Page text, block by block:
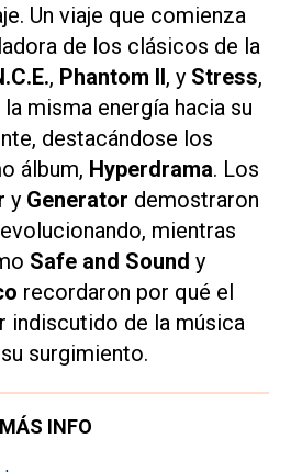
Un viaje que comienza
de los clásicos de la
, Phantom II, y Stress,
misma energía hacia su
destacándose los
álbum, Hyperdrama. Los
y Generator demostraron
mientras
Safe and Sound y
recordaron por qué el
indiscutido de la música
surgimiento.
MÁS INFO